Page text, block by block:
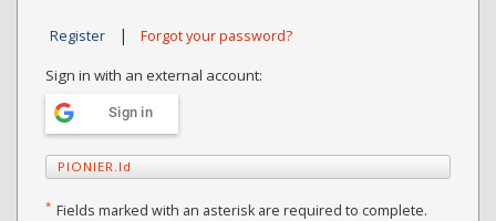
Register | Forgot your password?
Sign in with an external account:
Sign in
PIONIER.Id
* Fields marked with an asterisk are required to complete.